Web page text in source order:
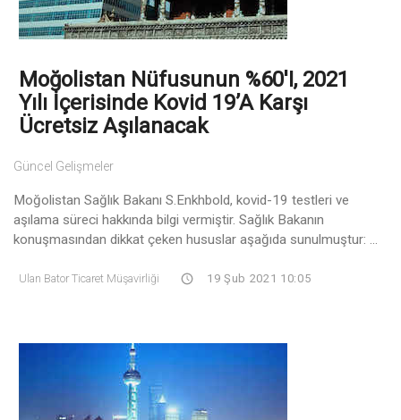
Moğolistan Nüfusunun %60'ı, 2021
Yılı İçerisinde Kovid 19’a Karşı
Ücretsiz Aşılanacak
Güncel Gelişmeler
Moğolistan Sağlık Bakanı S.Enkhbold, kovid-19 testleri ve
aşılama süreci hakkında bilgi vermiştir. Sağlık Bakanın
konuşmasından dikkat çeken hususlar aşağıda sunulmuştur: ...
Ulan Bator Ticaret Müşavirliği 19 Şub 2021 10:05